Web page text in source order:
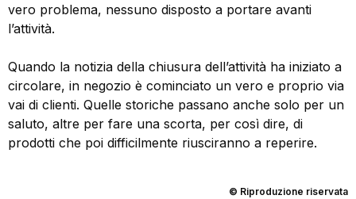
vero problema, nessuno disposto a portare avanti
l’attività.
Quando la notizia della chiusura dell’attività ha iniziato a
circolare, in negozio è cominciato un vero e proprio via
vai di clienti. Quelle storiche passano anche solo per un
saluto, altre per fare una scorta, per così dire, di
prodotti che poi difficilmente riusciranno a reperire.
© Riproduzione riservata